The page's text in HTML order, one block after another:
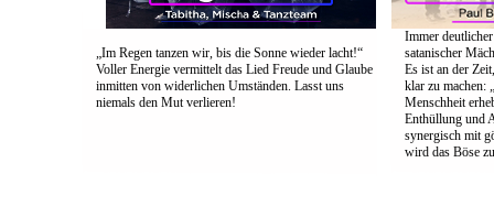
„Im Regen tanzen wir, bis die Sonne wieder lacht!“
Voller Energie vermittelt das Lied Freude und Glaube
inmitten von widerlichen Umständen. Lasst uns
niemals den Mut verlieren!
Immer
satanischer
Es ist an der
klar zu machen:
Menschheit
Enthüllung und
synergisch mit
wird das Böse